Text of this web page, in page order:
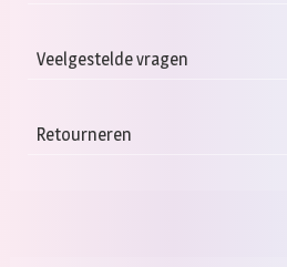
Veelgestelde vragen
Retourneren